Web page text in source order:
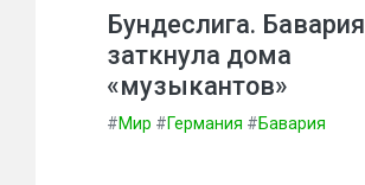
Бундеслига. Бавария
заткнула дома
«музыкантов»
#Мир #Германия #Бавария